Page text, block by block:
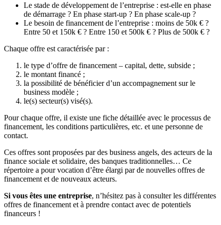
Le stade de développement de l’entreprise : est-elle en phase
de démarrage ? En phase start-up ? En phase scale-up ?
Le besoin de financement de l’entreprise : moins de 50k € ?
Entre 50 et 150k € ? Entre 150 et 500k € ? Plus de 500k € ?
Chaque offre est caractérisée par :
le type d’offre de financement – capital, dette, subside ;
le montant financé ;
la possibilité de bénéficier d’un accompagnement sur le
business modèle ;
le(s) secteur(s) visé(s).
Pour chaque offre, il existe une fiche détaillée avec le processus de
financement, les conditions particulières, etc. et une personne de
contact.
Ces offres sont proposées par des business angels, des acteurs de la
finance sociale et solidaire, des banques traditionnelles… Ce
répertoire a pour vocation d’être élargi par de nouvelles offres de
financement et de nouveaux acteurs.
Si vous êtes une entreprise, n’hésitez pas à consulter les différentes
offres de financement et à prendre contact avec de potentiels
financeurs !